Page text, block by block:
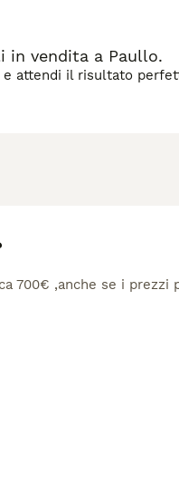
in vendita a Paullo.
e attendi il risultato
700€ ,anche se i prezzi